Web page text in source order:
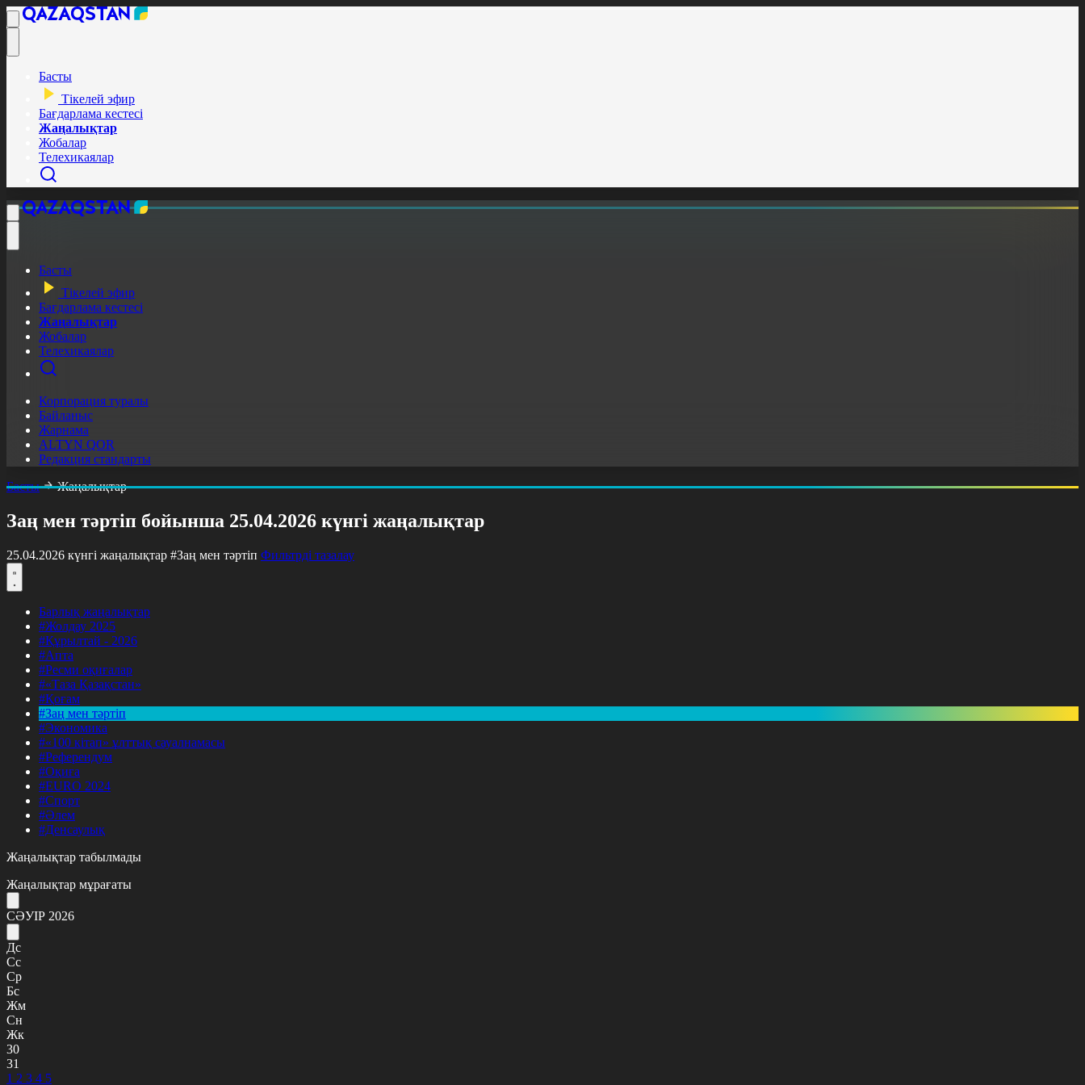
Басты
Тікелей эфир
Бағдарлама кестесі
Жаңалықтар
Жобалар
Телехикаялар
Басты
Тікелей эфир
Бағдарлама кестесі
Жаңалықтар
Жобалар
Телехикаялар
Корпорация туралы
Байланыс
Жарнама
ALTYN QOR
Редакция стандарты
Басты
Жаңалықтар
Заң мен тәртіп бойынша 25.04.2026 күнгі жаңалықтар
25.04.2026 күнгі жаңалықтар #Заң мен тәртіп Фильтрді тазалау
Барлық жаңалықтар
#Жолдау 2025
#Құрылтай - 2026
#Апта
#Ресми оқиғалар
#«Таза Қазақстан»
#Қоғам
#Заң мен тәртіп
#Экономика
#«100 кітап» ұлттық сауалнамасы
#Референдум
#Оқиға
#EURO 2024
#Спорт
#Әлем
#Денсаулық
Жаңалықтар табылмады
Жаңалықтар мұрағаты
СӘУІР 2026
Дс
Сс
Ср
Бс
Жм
Сн
Жк
30
31
1 2 3 4 5